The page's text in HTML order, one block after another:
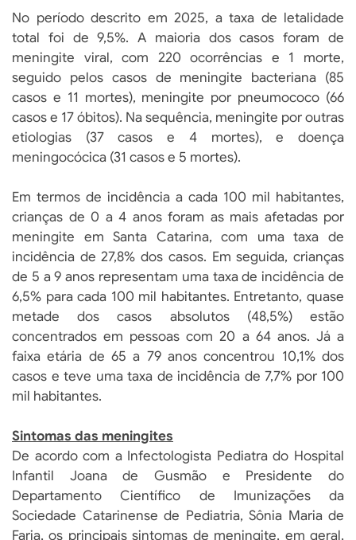
No período descrito em 2025, a taxa de letalidade
total foi de 9,5%. A maioria dos casos foram de
meningite viral, com 220 ocorrências e 1 morte,
seguido pelos casos de meningite bacteriana (85
casos e 11 mortes), meningite por pneumococo (66
casos e 17 óbitos). Na sequência, meningite por outras
etiologias (37 casos e 4 mortes), e doença
meningocócica (31 casos e 5 mortes).
Em termos de incidência a cada 100 mil habitantes,
crianças de 0 a 4 anos foram as mais afetadas por
meningite em Santa Catarina, com uma taxa de
incidência de 27,8% dos casos. Em seguida, crianças
de 5 a 9 anos representam uma taxa de incidência de
6,5% para cada 100 mil habitantes. Entretanto, quase
metade dos casos absolutos (48,5%) estão
concentrados em pessoas com 20 a 64 anos. Já a
faixa etária de 65 a 79 anos concentrou 10,1% dos
casos e teve uma taxa de incidência de 7,7% por 100
mil habitantes.
Sintomas das meningites
De acordo com a Infectologista Pediatra do Hospital
Infantil Joana de Gusmão e Presidente do
Departamento Científico de Imunizações da
Sociedade Catarinense de Pediatria, Sônia Maria de
Faria, os principais sintomas de meningite, em geral,